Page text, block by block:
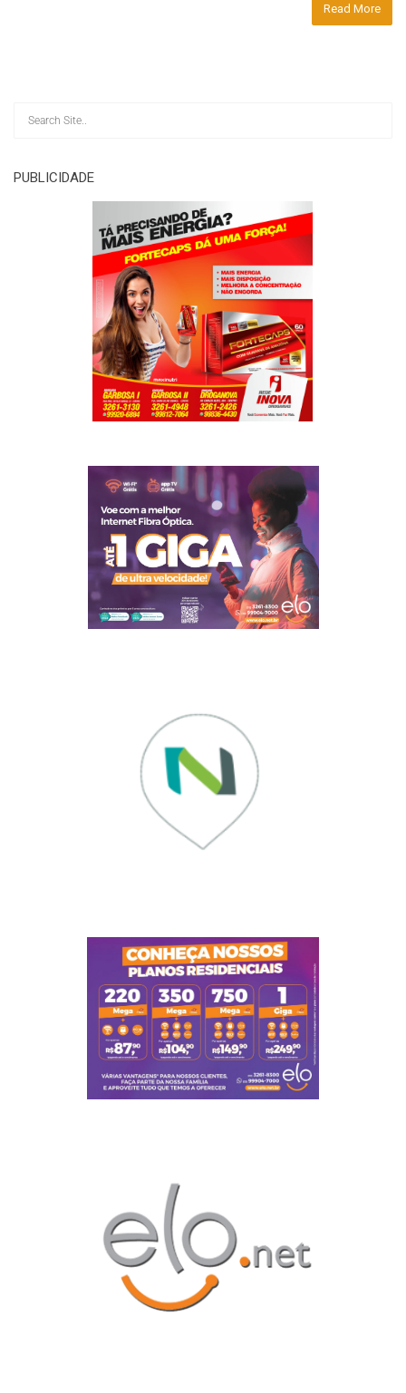
Read More
PUBLICIDADE